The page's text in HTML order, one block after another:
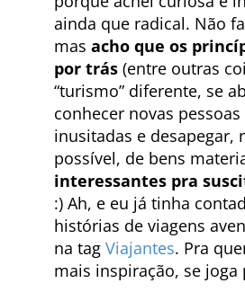
ainda que radical. Não
mas acho que os
por trás (entre outras
“turismo” diferente, se
conhecer novas
inusitadas e desapegar,
possível, de bens
interessantes pra
:) Ah, e eu já tinha
histórias de viagens
na tag Viajantes. Pra
mais inspiração, se joga